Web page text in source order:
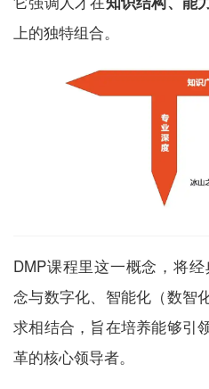
上的独特组合。
DMP课程里这一概念，将经
念与数字化、智能化（数智
求相结合，旨在培养能够引
革的核心领导者。